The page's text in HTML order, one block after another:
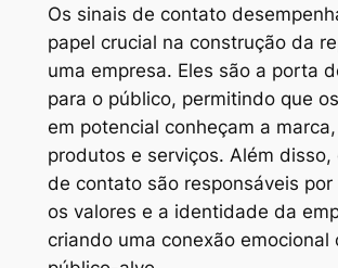
Os sinais de contato
papel crucial na construção da
uma empresa. Eles são a porta
para o público, permitindo que
em potencial conheçam a
produtos e serviços. Além disso,
de contato são responsáveis
os valores e a identidade da
criando uma conexão emocional